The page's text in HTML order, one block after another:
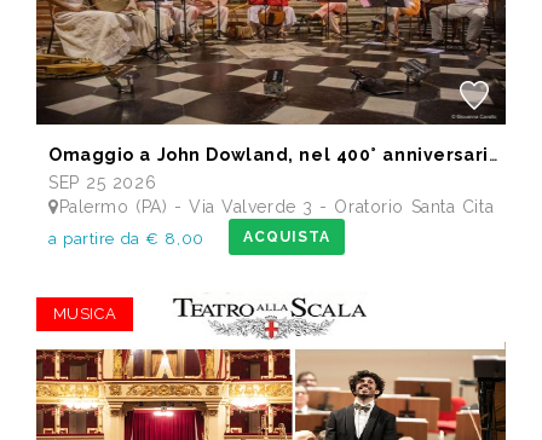
Omaggio a John Dowland, nel 400° anniversario della morte
SEP 25 2026
Palermo (PA) - Via Valverde 3 - Oratorio Santa Cita
a partire da € 8,00 ACQUISTA
MUSICA